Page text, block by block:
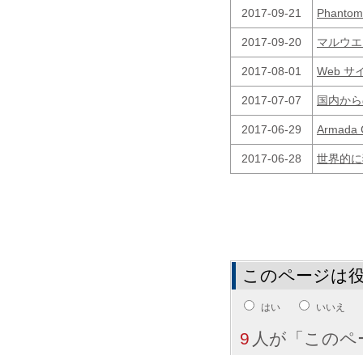
2017-09-21
2017-09-20 マルウ
2017-08-01 Web サ
2017-07-07 国内か
2017-06-29 Armada
2017-06-28 世界的
このページは
はい いいえ
9 人が「この